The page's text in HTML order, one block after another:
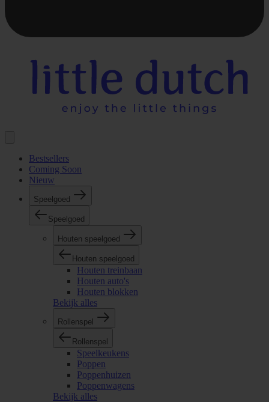
laden...
Bestsellers
Coming Soon
Nieuw
Speelgoed
Speelgoed
Houten speelgoed
Houten speelgoed
Houten treinbaan
Houten auto's
Houten blokken
Bekijk alles
Rollenspel
Rollenspel
Speelkeukens
Poppen
Poppenhuizen
Poppenwagens
Bekijk alles